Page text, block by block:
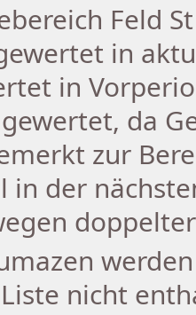
Feld
in
in
da
zur
in der
nicht